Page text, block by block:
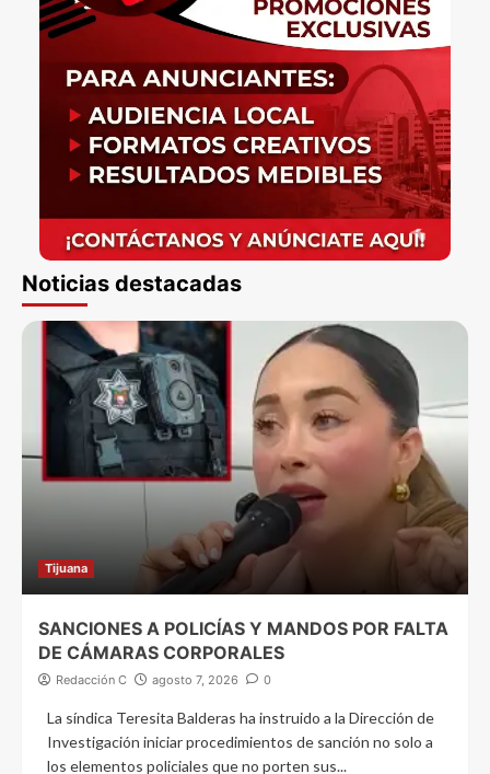
Noticias destacadas
Tijuana
SANCIONES A POLICÍAS Y MANDOS POR FALTA
DE CÁMARAS CORPORALES
Redacción C agosto 7, 2026 0
La síndica Teresita Balderas ha instruido a la Dirección de
Investigación iniciar procedimientos de sanción no solo a
los elementos policiales que no porten sus...